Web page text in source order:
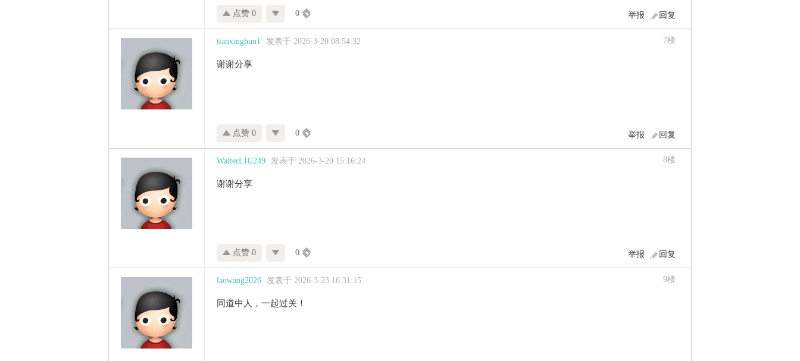
回复
举报
点赞 0 0
7楼
tianxinghun1 发表于 2026-3-20 08:54:32
谢谢分享
回复
举报
点赞 0 0
8楼
WalterLIU249 发表于 2026-3-20 15:16:24
谢谢分享
回复
举报
点赞 0 0
9楼
laowang2026 发表于 2026-3-23 16:31:15
同道中人，一起过关！